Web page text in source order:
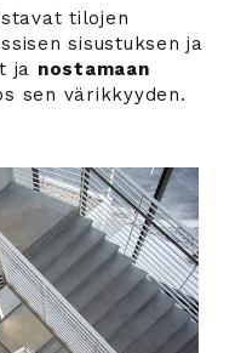
tilojen
sisustuksen ja
ja nostamaan
sen värikkyyden.